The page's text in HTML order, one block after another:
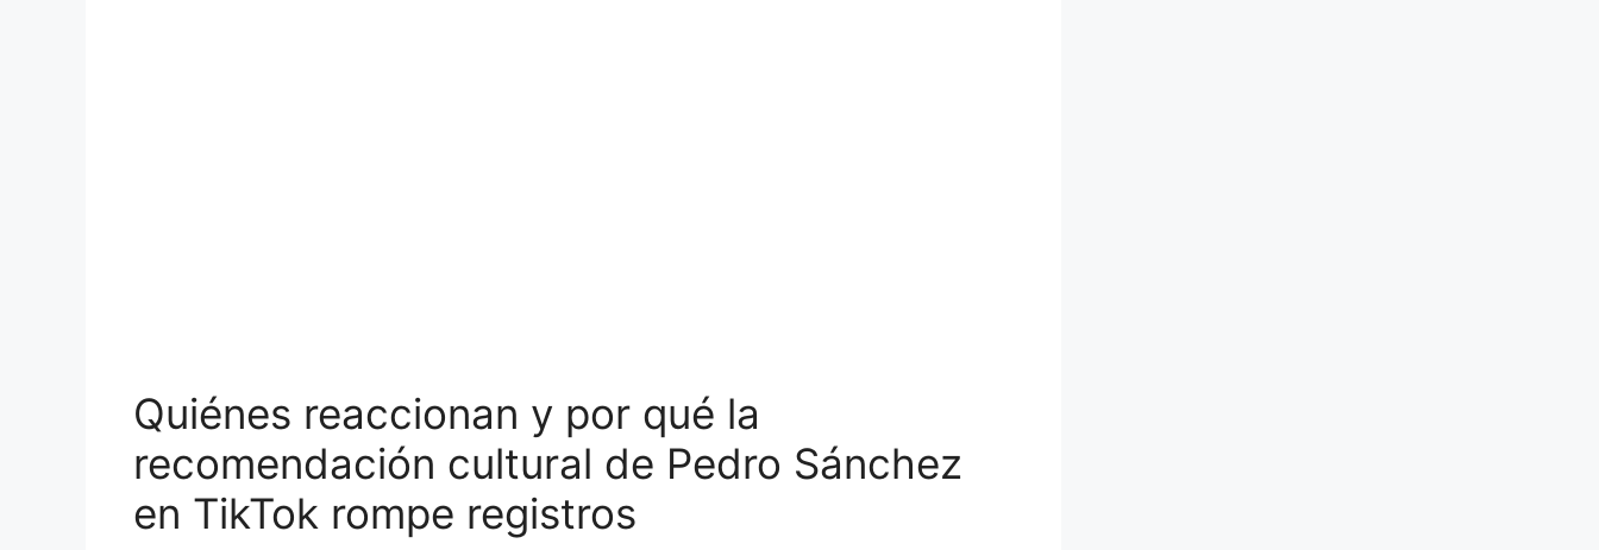
Quiénes reaccionan y por qué la
recomendación cultural de Pedro Sánchez
en TikTok rompe registros